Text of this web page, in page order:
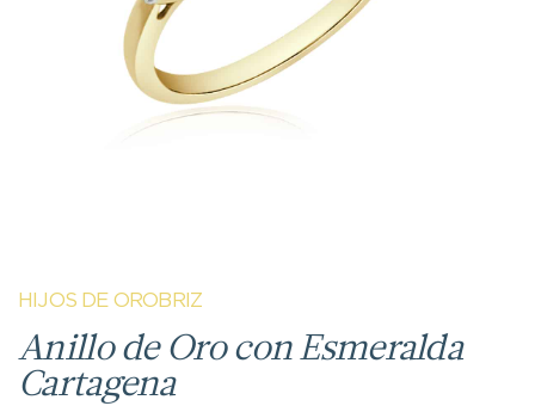
HIJOS DE OROBRIZ
Anillo de Oro con Esmeralda
Cartagena